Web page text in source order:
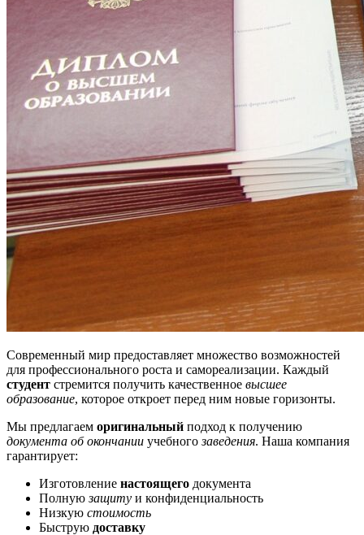
Современный мир предоставляет множество возможностей
для профессионального роста и самореализации. Каждый
студент стремится получить качественное высшее
образование, которое откроет перед ним новые горизонты.
Мы предлагаем оригинальный подход к получению
документа об окончании учебногозаведения. Наша компания
гарантирует:
Изготовление настоящего документа
Полнуюзащиту и конфиденциальность
Низкую стоимость
Быструю доставку